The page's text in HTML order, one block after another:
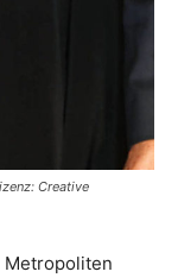
Creative
Metropoliten